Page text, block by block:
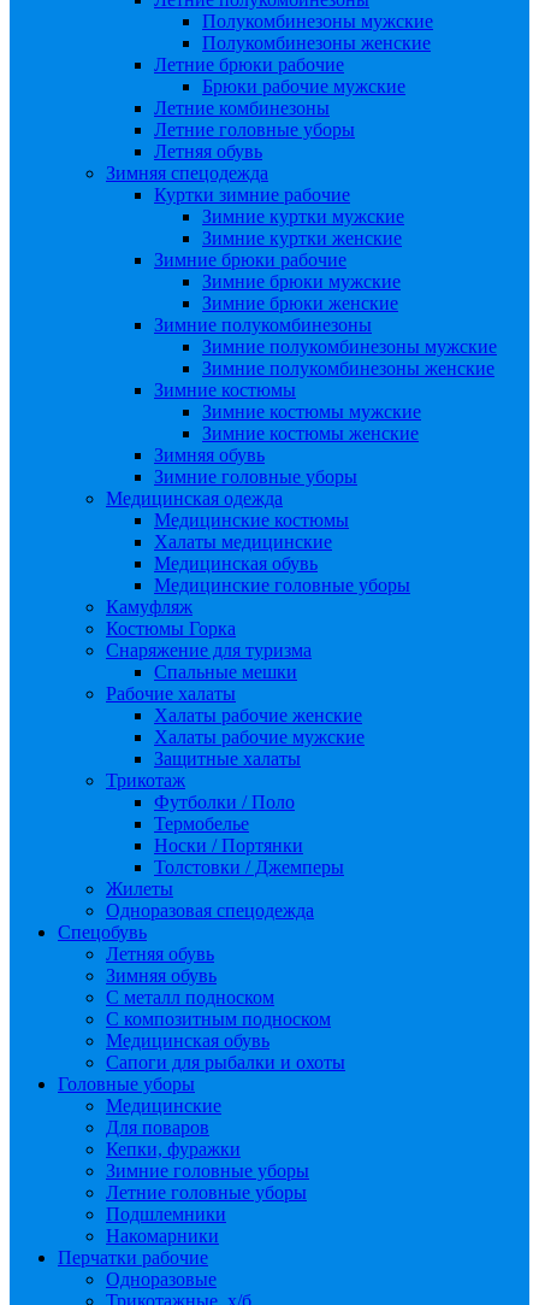
Полукомбинезоны мужские
Полукомбинезоны женские
Летние брюки рабочие
Брюки рабочие мужские
Летние комбинезоны
Летние головные уборы
Летняя обувь
Зимняя спецодежда
Куртки зимние рабочие
Зимние куртки мужские
Зимние куртки женские
Зимние брюки рабочие
Зимние брюки мужские
Зимние брюки женские
Зимние полукомбинезоны
Зимние полукомбинезоны мужские
Зимние полукомбинезоны женские
Зимние костюмы
Зимние костюмы мужские
Зимние костюмы женские
Зимняя обувь
Зимние головные уборы
Медицинская одежда
Медицинские костюмы
Халаты медицинские
Медицинская обувь
Медицинские головные уборы
Камуфляж
Костюмы Горка
Снаряжение для туризма
Спальные мешки
Рабочие халаты
Халаты рабочие женские
Халаты рабочие мужские
Защитные халаты
Трикотаж
Футболки / Поло
Термобелье
Носки / Портянки
Толстовки / Джемперы
Жилеты
Одноразовая спецодежда
Спецобувь
Летняя обувь
Зимняя обувь
С металл подноском
С композитным подноском
Медицинская обувь
Сапоги для рыбалки и охоты
Головные уборы
Медицинские
Для поваров
Кепки, фуражки
Зимние головные уборы
Летние головные уборы
Подшлемники
Накомарники
Перчатки рабочие
Одноразовые
Трикотажные, х/б